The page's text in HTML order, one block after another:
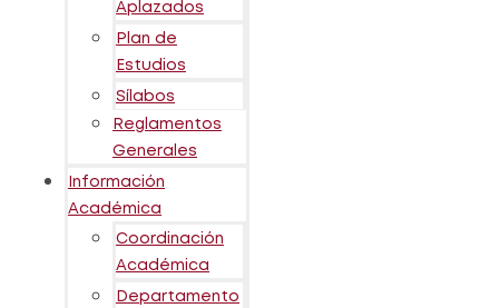
Aplazados
Plan de
Estudios
Sílabos
Reglamentos
Generales
Información
Académica
Coordinación
Académica
Departamento